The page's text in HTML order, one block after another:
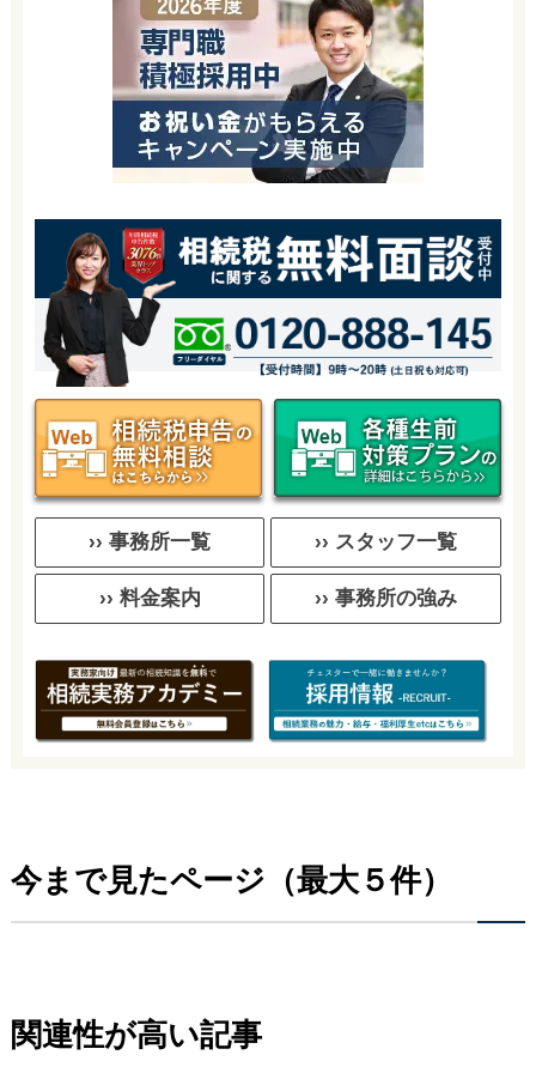
›› 事務所一覧 ›› スタッフ一覧
›› 料金案内 ›› 事務所の強み
今まで見たページ（最大５件）
関連性が高い記事